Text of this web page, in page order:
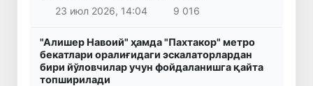
23 июл 2026, 14:04
9 016
"Алишер Навоий" ҳамда "Пахтакор" метро
бекатлари оралиғидаги эскалаторлардан
бири йўловчилар учун фойдаланишга қайта
топширилади